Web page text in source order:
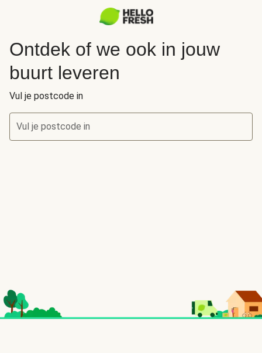
Ontdek of we ook in jouw
buurt leveren
Vul je postcode in
Vul je postcode in